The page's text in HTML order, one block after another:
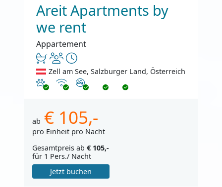
Areit Apartments by
we rent
Appartement
Zell am See, Salzburger Land, Österreich
Haustiere erlaubt
InternetNichtraucher
ab € 105,-
pro Einheit pro Nacht
Gesamtpreis ab € 105,-
für 1 Pers./ Nacht
Jetzt buchen